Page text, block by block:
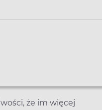
że im więcej